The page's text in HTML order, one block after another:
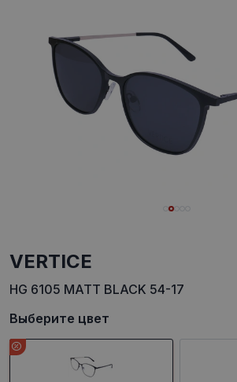
VERTICE
HG 6105 MATT BLACK 54-17
Выберите цвет